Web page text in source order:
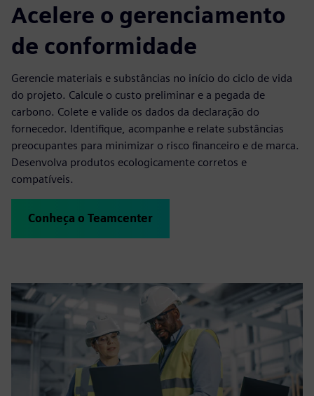
Acelere o gerenciamento
de conformidade
Gerencie materiais e substâncias no início do ciclo de vida
do projeto. Calcule o custo preliminar e a pegada de
carbono. Colete e valide os dados da declaração do
fornecedor. Identifique, acompanhe e relate substâncias
preocupantes para minimizar o risco financeiro e de marca.
Desenvolva produtos ecologicamente corretos e
compatíveis.
Conheça o Teamcenter